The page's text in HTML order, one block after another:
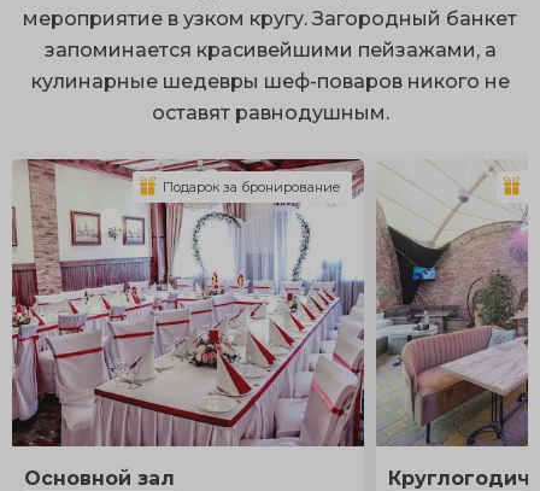
мероприятие в узком кругу. Загородный банкет
запоминается красивейшими пейзажами, а
кулинарные шедевры шеф-поваров никого не
оставят равнодушным.
Основной зал
Подарок за бронирование